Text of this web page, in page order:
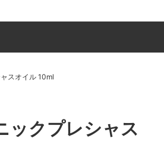
ルなど）
スオイル 10ml
クプレシャス